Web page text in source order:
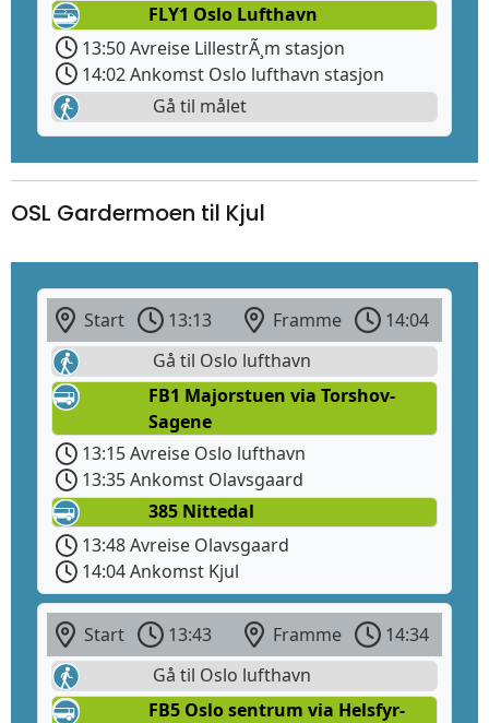
FLY1 Oslo Lufthavn
13:50 Avreise LillestrÃ¸m stasjon
14:02 Ankomst Oslo lufthavn stasjon
Gå til målet
OSL Gardermoen til Kjul
Start 13:13 Framme
14:04
Gå til Oslo lufthavn
FB1 Majorstuen via Torshov-
Sagene
13:15 Avreise Oslo lufthavn
13:35 Ankomst Olavsgaard
385 Nittedal
13:48 Avreise Olavsgaard
14:04 Ankomst Kjul
Start 13:43 Framme
14:34
Gå til Oslo lufthavn
FB5 Oslo sentrum via Helsfyr-